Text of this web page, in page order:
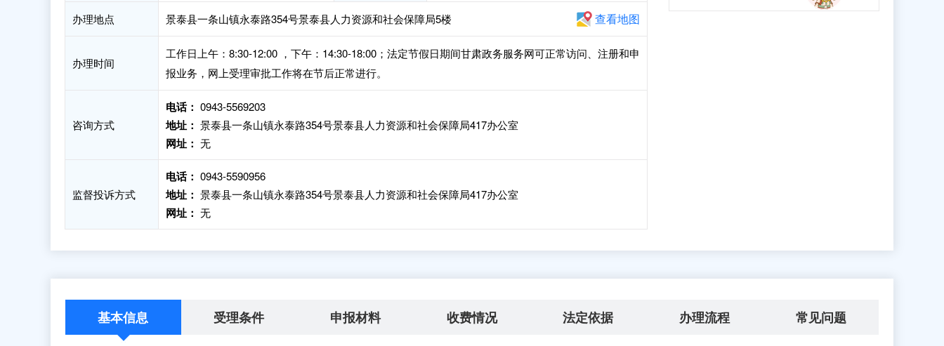
办理地点 景泰县一条山镇永泰路354号景泰县人力资源和社会保障局5楼 查看地图
办理时间
工作日上午：8:30-12:00 ，下午：14:30-18:00；法定节假日期间甘肃政务服务网可正常访问、注册和申
报业务，网上受理审批工作将在节后正常进行。
咨询方式
电话： 0943-5569203
地址： 景泰县一条山镇永泰路354号景泰县人力资源和社会保障局417办公室
网址： 无
监督投诉方式
电话： 0943-5590956
地址： 景泰县一条山镇永泰路354号景泰县人力资源和社会保障局417办公室
网址： 无
基本信息 受理条件 申报材料 收费情况 法定依据 办理流程 常见问题